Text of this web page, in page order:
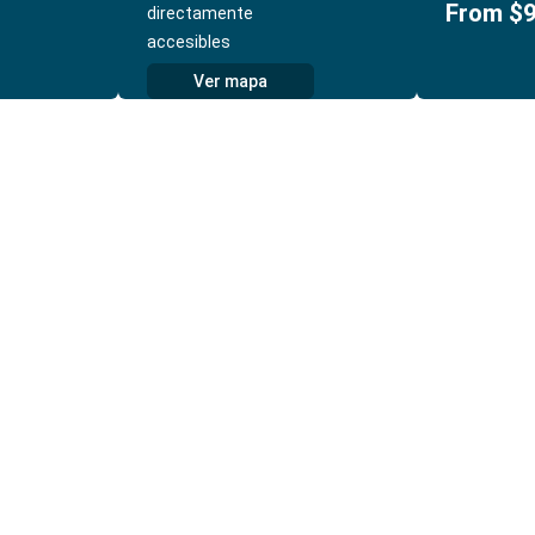
directamente
accesibles
Ver mapa
From